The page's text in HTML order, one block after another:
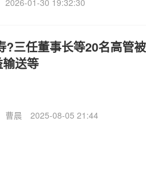
?三任董事长等20名高管
送等
曹晨 2025-08-05 21:44